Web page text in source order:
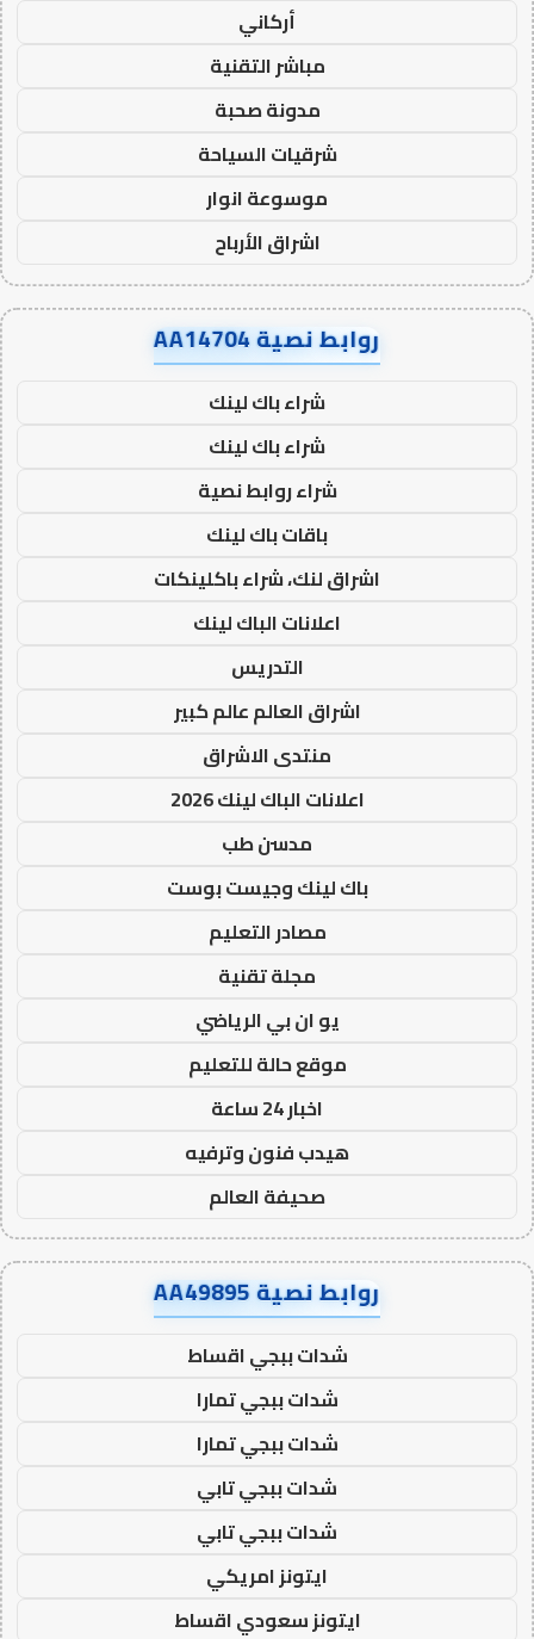
أركاني
مباشر التقنية
مدونة صحبة
شرقيات السياحة
موسوعة انوار
اشراق الأرباح
روابط نصية AA14704
شراء باك لينك
شراء باك لينك
شراء روابط نصية
باقات باك لينك
اشراق لنك، شراء باكلينكات
اعلانات الباك لينك
التدريس
اشراق العالم عالم كبير
منتدى الاشراق
اعلانات الباك لينك 2026
مدسن طب
باك لينك وجيست بوست
مصادر التعليم
مجلة تقنية
يو ان بي الرياضي
موقع حالة للتعليم
اخبار 24 ساعة
هيدب فنون وترفيه
صحيفة العالم
روابط نصية AA49895
شدات ببجي اقساط
شدات ببجي تمارا
شدات ببجي تمارا
شدات ببجي تابي
شدات ببجي تابي
ايتونز امريكي
ايتونز سعودي اقساط